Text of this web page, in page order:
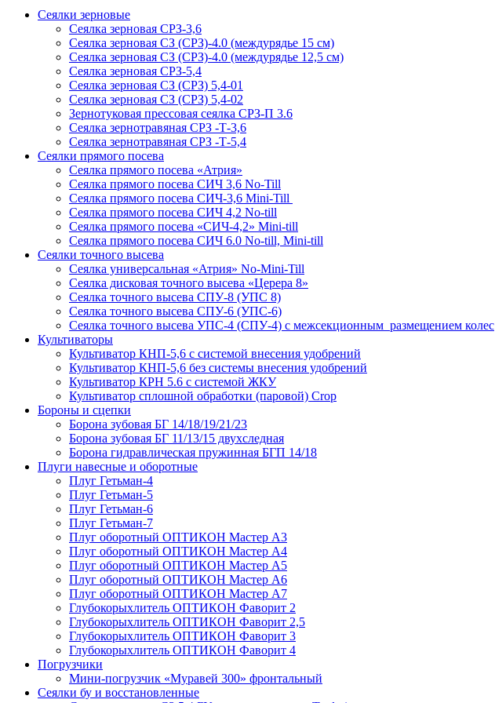
Сеялки зерновые
Сеялка зерновая СРЗ-3,6
Сеялка зерновая СЗ (СРЗ)-4.0 (междурядье 15 см)
Сеялка зерновая СЗ (СРЗ)-4.0 (междурядье 12,5 см)
Сеялка зерновая СРЗ-5,4
Сеялка зерновая СЗ (СРЗ) 5,4-01
Сеялка зерновая СЗ (СРЗ) 5,4-02
Зернотуковая прессовая сеялка СРЗ-П 3.6
Сеялка зернотравяная СРЗ -Т-3,6
Сеялка зернотравяная СРЗ -Т-5,4
Сеялки прямого посева
Сеялка прямого посева «Атрия»
Сеялка прямого посева СИЧ 3,6 No-Till
Сеялка прямого посева СИЧ-3,6 Mini-Till
Сеялка прямого посева СИЧ 4,2 No-till
Сеялка прямого посева «СИЧ-4,2» Mini-till
Сеялка прямого посева СИЧ 6.0 No-till, Mini-till
Сеялки точного высева
Сеялка универсальная «Атрия» No-Mini-Till
Сеялка дисковая точного высева «Церера 8»
Сеялка точного высева СПУ-8 (УПС 8)
Сеялка точного высева СПУ-6 (УПС-6)
Сеялка точного высева УПС-4 (СПУ-4) с межсекционным размещением колес
Культиваторы
Культиватор КНП-5,6 с системой внесения удобрений
Культиватор КНП-5,6 без системы внесения удобрений
Культиватор КРН 5.6 с системой ЖКУ
Культиватор сплошной обработки (паровой) Crop
Бороны и сцепки
Борона зубовая БГ 14/18/19/21/23
Борона зубовая БГ 11/13/15 двухследная
Борона гидравлическая пружинная БГП 14/18
Плуги навесные и оборотные
Плуг Гетьман-4
Плуг Гетьман-5
Плуг Гетьман-6
Плуг Гетьман-7
Плуг оборотный ОПТИКОН Мастер А3
Плуг оборотный ОПТИКОН Мастер А4
Плуг оборотный ОПТИКОН Мастер А5
Плуг оборотный ОПТИКОН Мастер А6
Плуг оборотный ОПТИКОН Мастер А7
Глубокорыхлитель ОПТИКОН Фаворит 2
Глубокорыхлитель ОПТИКОН Фаворит 2,5
Глубокорыхлитель ОПТИКОН Фаворит 3
Глубокорыхлитель ОПТИКОН Фаворит 4
Погрузчики
Мини-погрузчик «Муравей 300» фронтальный
Сеялки бу и восстановленные